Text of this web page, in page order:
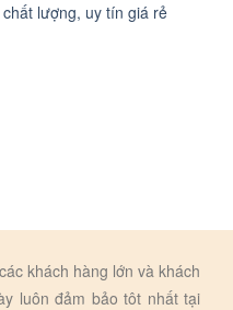
lượng, uy tín giá rẻ
khách hàng lớn và khách
luôn đảm bảo tôt nhất tại